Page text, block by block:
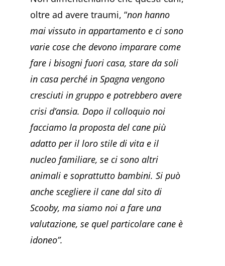
oltre ad avere traumi, “non hanno
mai vissuto in appartamento e ci sono
varie cose che devono imparare come
fare i bisogni fuori casa, stare da soli
in casa perché in Spagna vengono
cresciuti in gruppo e potrebbero avere
crisi d’ansia. Dopo il colloquio noi
facciamo la proposta del cane più
adatto per il loro stile di vita e il
nucleo familiare, se ci sono altri
animali e soprattutto bambini. Si può
anche scegliere il cane dal sito di
Scooby, ma siamo noi a fare una
valutazione, se quel particolare cane è
idoneo”.